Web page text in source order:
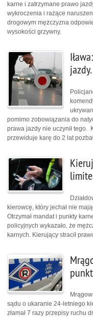
karne i zatrzymane prawo
wykroczenia i rażące
drogowym mężczyzna
wysokości grzywny.
pomimo zobowiązania do
prawa jazdy nie uczynił tego.
przewiduje karę do 2 lat
kierowcę, który jechał nie
Otrzymał mandat i punkty
policyjnych wykazało, że
karnych. Kierujący stracił
sądu o ukaranie 24-letniego
złamał 7 razy przepisy ruchu